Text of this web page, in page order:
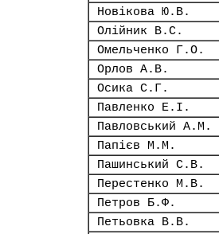
Новікова Ю.В.
Олійник В.С.
Омельченко Г.О.
Орлов А.В.
Осика С.Г.
Павленко Е.І.
Павловський А.М.
Папієв М.М.
Пашинський С.В.
Перестенко М.В.
Петров Б.Ф.
Петьовка В.В.